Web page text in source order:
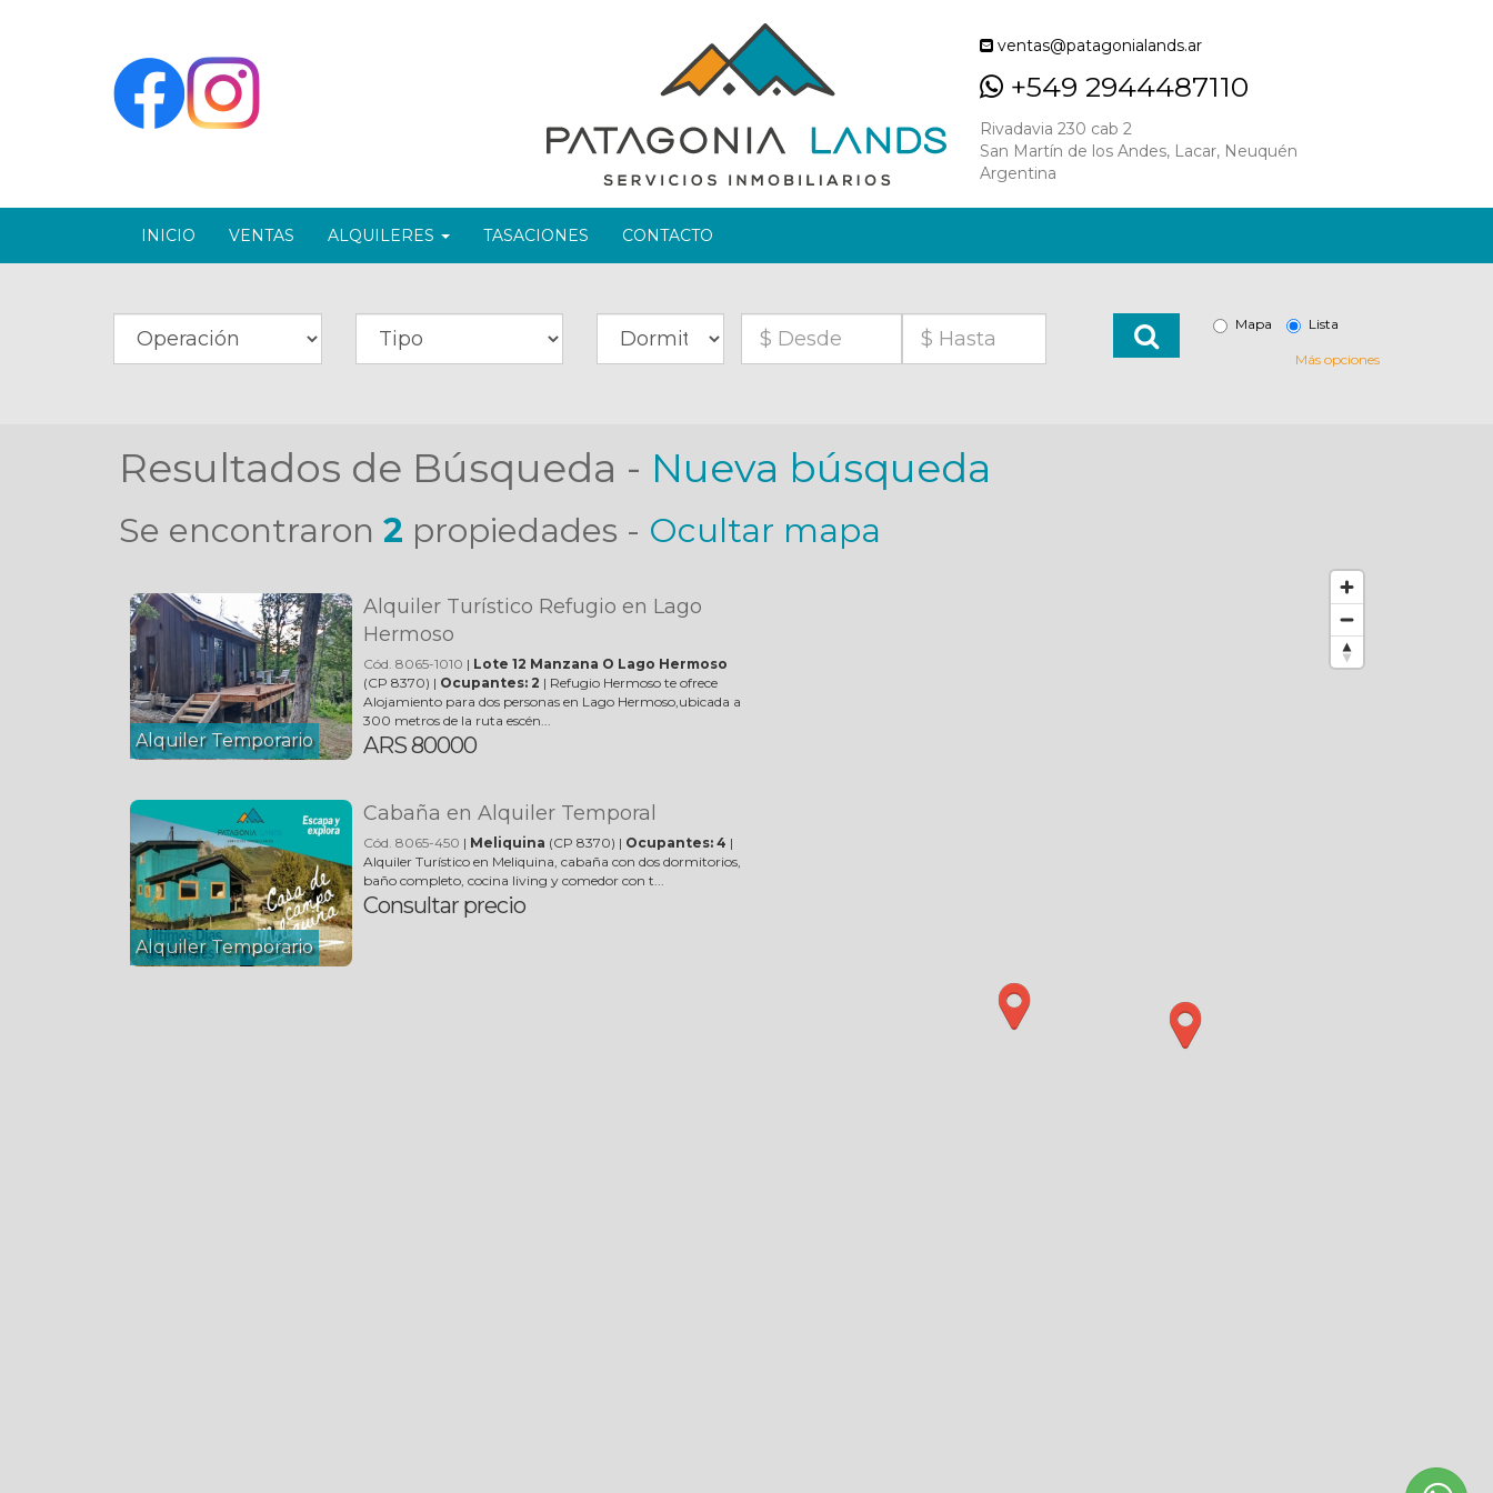
ventas@patagonialands.ar
+549 2944487110
Rivadavia 230 cab 2
San Martín de los Andes, Lacar, Neuquén
Argentina
INICIO VENTAS ALQUILERES TASACIONES CONTACTO
Mapa Lista
Más opciones
Resultados de Búsqueda - Nueva búsqueda
Se encontraron 2 propiedades - Ocultar mapa
Alquiler Temporario
Alquiler Turístico Refugio en Lago
Hermoso
Cód. 8065-1010 | Lote 12 Manzana O Lago Hermoso
(CP 8370) | Ocupantes: 2 | Refugio Hermoso te ofrece
Alojamiento para dos personas en Lago Hermoso,ubicada a
300 metros de la ruta escén...
ARS 80000
Alquiler Temporario
Cabaña en Alquiler Temporal
Cód. 8065-450 | Meliquina (CP 8370) | Ocupantes: 4 |
Alquiler Turístico en Meliquina, cabaña con dos dormitorios,
baño completo, cocina living y comedor con t...
Consultar precio